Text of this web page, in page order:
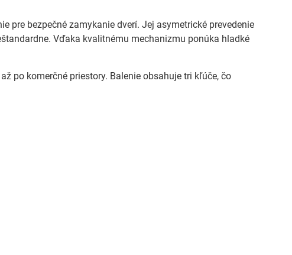
pre bezpečné zamykanie dverí. Jej asymetrické prevedenie
Vďaka kvalitnému mechanizmu ponúka hladké
po komerčné priestory. Balenie obsahuje tri kľúče, čo